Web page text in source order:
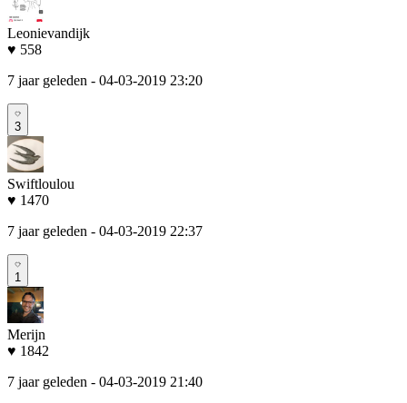
Leonievandijk
♥ 558
7 jaar geleden - 04-03-2019 23:20
3
Swiftloulou
♥ 1470
7 jaar geleden - 04-03-2019 22:37
1
Merijn
♥ 1842
7 jaar geleden - 04-03-2019 21:40